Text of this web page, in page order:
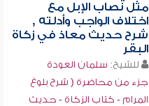
مثل نصاب الإبل مع
اختلاف الواجب وأدلته ,
شرح حديث معاذ في زكاة
البقر
للشيخ: سلمان العودة
جزء من محاضرة ( شرح بلوغ
المرام - كتاب الزكاة - حديث